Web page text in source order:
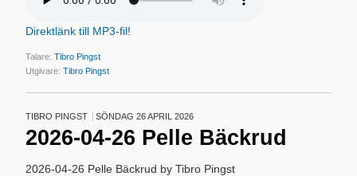
Direktlänk till MP3-fil!
Talare:Tibro Pingst
Utgivare:Tibro Pingst
TIBRO PINGST SÖNDAG 26 APRIL 2026
2026-04-26 Pelle Bäckrud
2026-04-26 Pelle Bäckrud by Tibro Pingst